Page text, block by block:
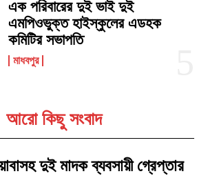
এক পরিবারের দুই ভাই দুই
এমপিওভুক্ত হাইস্কুলের এডহক
কমিটির সভাপতি
মাধবপুর
আরো কিছু সংবাদ
দুই মাদক ব্যবসায়ী গ্রেপ্তার